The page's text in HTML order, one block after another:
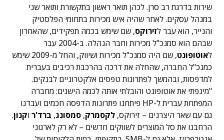
שירות בדרגת רב סרן. לכהן תואר ראשון בתקשורת ותואר שני
במנהל עסקים. לאחר שהיה איש מכירות בתחומי הפלסטיק
והנייר, הוא עבר לזירוקס, שם שימש בכמה תפקידים, שהאחרון
שבהם הוא סמנכ"ל מכירות וחבר הנהלה. ב-2004 עבר
לאוטופונט
, שם היה סמנכ"ל מכירות ושיווק, והחל מ-2009 שימש
כמנכ"ל החברה, שהחלה את דרכה בהרכבת רכיבים בעברית
למדפסות, ובהמשך לפתרונות טפסים אלקטרוניים לבנקים.
"מינפתי את אוטופונט והובלתי אותה לכמה הישגים: מחברה
המפתחת עברית ל-HP פיתחנו פתרונות הדפסה חכמים ועבדנו
גם עם שאר היצרנים – זירוקס, לקסמרק, סמסונג, ברד'ר וקנון.
הרחבנו את סל המוצרים לשווקים חדשים – לא רק לארגוני